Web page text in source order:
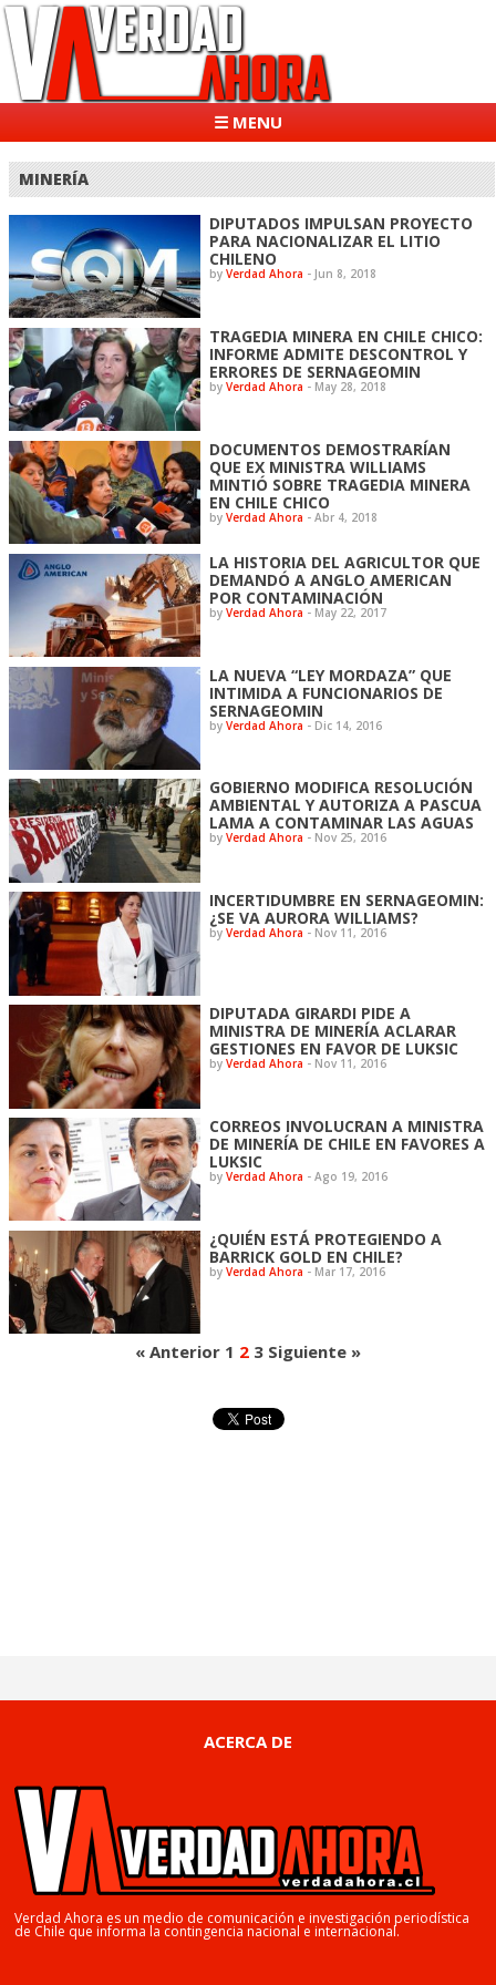
☰ MENU
MINERÍA
DIPUTADOS IMPULSAN PROYECTO
PARA NACIONALIZAR EL LITIO
CHILENO
byVerdad Ahora - Jun 8, 2018
TRAGEDIA MINERA EN CHILE CHICO:
INFORME ADMITE DESCONTROL Y
ERRORES DE SERNAGEOMIN
byVerdad Ahora - May 28, 2018
DOCUMENTOS DEMOSTRARÍAN
QUE EX MINISTRA WILLIAMS
MINTIÓ SOBRE TRAGEDIA MINERA
EN CHILE CHICO
byVerdad Ahora - Abr 4, 2018
LA HISTORIA DEL AGRICULTOR QUE
DEMANDÓ A ANGLO AMERICAN
POR CONTAMINACIÓN
byVerdad Ahora - May 22, 2017
LA NUEVA “LEY MORDAZA” QUE
INTIMIDA A FUNCIONARIOS DE
SERNAGEOMIN
byVerdad Ahora - Dic 14, 2016
GOBIERNO MODIFICA RESOLUCIÓN
AMBIENTAL Y AUTORIZA A PASCUA
LAMA A CONTAMINAR LAS AGUAS
byVerdad Ahora - Nov 25, 2016
INCERTIDUMBRE EN SERNAGEOMIN:
¿SE VA AURORA WILLIAMS?
byVerdad Ahora - Nov 11, 2016
DIPUTADA GIRARDI PIDE A
MINISTRA DE MINERÍA ACLARAR
GESTIONES EN FAVOR DE LUKSIC
byVerdad Ahora - Nov 11, 2016
CORREOS INVOLUCRAN A MINISTRA
DE MINERÍA DE CHILE EN FAVORES A
LUKSIC
byVerdad Ahora - Ago 19, 2016
¿QUIÉN ESTÁ PROTEGIENDO A
BARRICK GOLD EN CHILE?
byVerdad Ahora - Mar 17, 2016
« Anterior 1 2 3 Siguiente »
ACERCA DE
Verdad Ahora es un medio de comunicación e investigación periodística
de Chile que informa la contingencia nacional e internacional.